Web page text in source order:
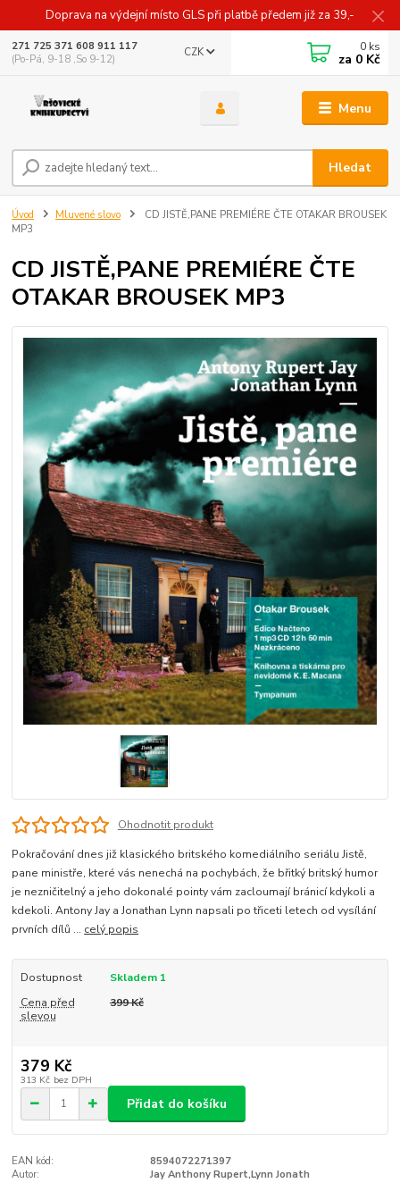
Doprava na výdejní místo GLS při platbě předem již za 39,-
Menu
CZK
Hledat
271 725 371 608 911 117
(Po-Pá, 9-18 ,So 9-12)
0 ks
za 0 Kč
Úvod Mluvené slovo
CD JISTĚ,PANE PREMIÉRE ČTE OTAKAR BROUSEK
MP3
CD JISTĚ,PANE PREMIÉRE ČTE
OTAKAR BROUSEK MP3
Ohodnotit produkt
Pokračování dnes již klasického britského komediálního seriálu Jistě,
pane ministře, které vás nenechá na pochybách, že břitký britský humor
je nezničitelný a jeho dokonalé pointy vám zacloumají bránicí kdykoli a
kdekoli. Antony Jay a Jonathan Lynn napsali po třiceti letech od vysílání
prvních dílů ... celý popis
Dostupnost
Skladem 1
Cena před
slevou
399 Kč
379 Kč
313 Kč bez DPH
Přidat do košíku
EAN kód:
8594072271397
Autor:
Jay Anthony Rupert,Lynn Jonath